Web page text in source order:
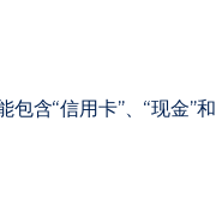
含“信用卡”、“现金”和